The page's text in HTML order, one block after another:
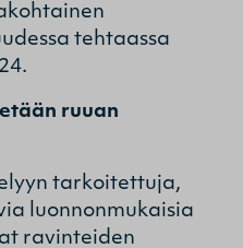
tehtaassa
ruuan
tarkoitettuja,
luonnonmukaisia
ravinteiden